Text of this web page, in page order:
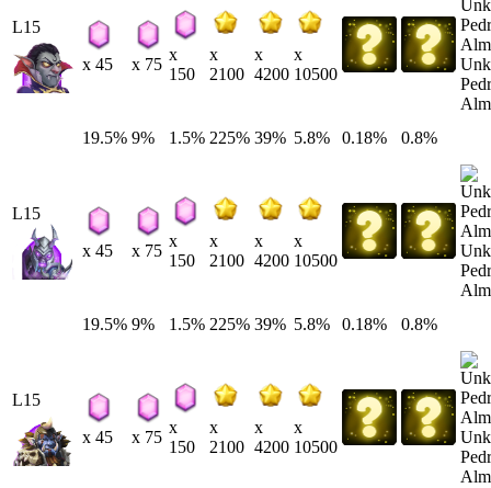
L15
x 45 x 75
x
150
x
2100
x
4200
x
10500
19.5% 9% 1.5% 225% 39% 5.8% 0.18% 0.8%
L15
x 45 x 75
x
150
x
2100
x
4200
x
10500
19.5% 9% 1.5% 225% 39% 5.8% 0.18% 0.8%
L15
x 45 x 75
x
150
x
2100
x
4200
x
10500